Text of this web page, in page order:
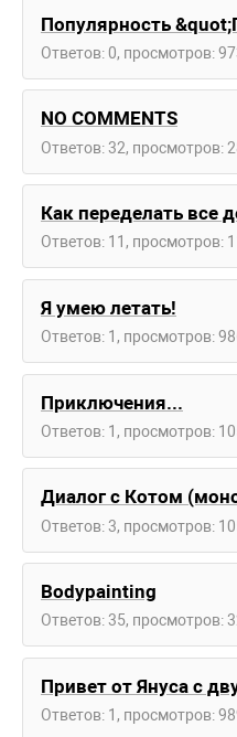
Популярность
Ответов: 0, просмотров:
NO COMMENTS
Ответов: 32, просмотров:
Как переделать все
Ответов: 11, просмотров:
Я умею летать!
Ответов: 1, просмотров:
Приключения...
Ответов: 1, просмотров:
Диалог с Котом
Ответов: 3, просмотров:
Bodypainting
Ответов: 35, просмотров:
Привет от Януса с
Ответов: 1, просмотров: